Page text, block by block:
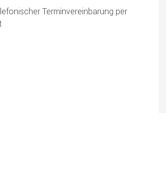
Terminvereinbarung per